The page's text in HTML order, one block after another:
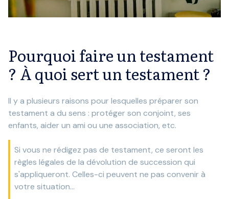
Pourquoi faire un testament
? À quoi sert un testament ?
Il y a plusieurs raisons pour lesquelles préparer son
testament a du sens : protéger son conjoint, ses
enfants, aider un ami ou une association, etc.
Si vous ne rédigez pas de testament, ce seront les
règles légales de la dévolution de succession qui
s'appliqueront. Celles-ci peuvent ne pas convenir à
votre situation...